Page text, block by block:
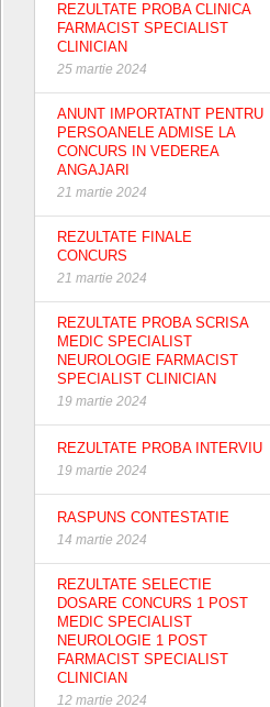
REZULTATE PROBA CLINICA
FARMACIST SPECIALIST
CLINICIAN
25 martie 2024
ANUNT IMPORTATNT PENTRU
PERSOANELE ADMISE LA
CONCURS IN VEDEREA
ANGAJARI
21 martie 2024
REZULTATE FINALE
CONCURS
21 martie 2024
REZULTATE PROBA SCRISA
MEDIC SPECIALIST
NEUROLOGIE FARMACIST
SPECIALIST CLINICIAN
19 martie 2024
REZULTATE PROBA INTERVIU
19 martie 2024
RASPUNS CONTESTATIE
14 martie 2024
REZULTATE SELECTIE
DOSARE CONCURS 1 POST
MEDIC SPECIALIST
NEUROLOGIE 1 POST
FARMACIST SPECIALIST
CLINICIAN
12 martie 2024